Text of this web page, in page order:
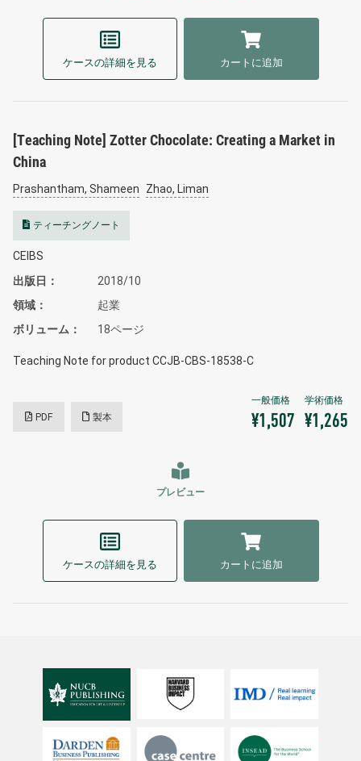
ケースの詳細を見る カートに追加
[Teaching Note] Zotter Chocolate: Creating a Market in
China
Prashantham, Shameen Zhao, Liman
ティーチングノート
CEIBS
出版日
2018/10
領域
起業
ボリューム
18ページ
Teaching Note for product CCJB-CBS-18538-C
PDF 製本 ¥1,507 ¥1,265
プレビュー
ケースの詳細を見る カートに追加